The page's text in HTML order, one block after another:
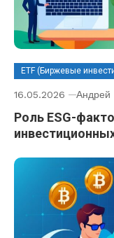
ETF (Биржевые
16.05.2026 Андрей
Роль ESG-